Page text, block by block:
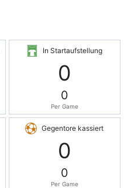
In Startaufstellung
0
0
Per Game
Gegentore kassiert
0
0
Per Game